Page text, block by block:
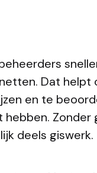
Dat
en te
Zonder
deels giswerk.